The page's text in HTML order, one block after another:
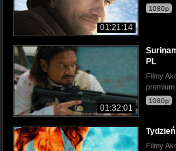
01:21:14
1080p
01:32:01
PL
Filmy
premium
1080p
Filmy